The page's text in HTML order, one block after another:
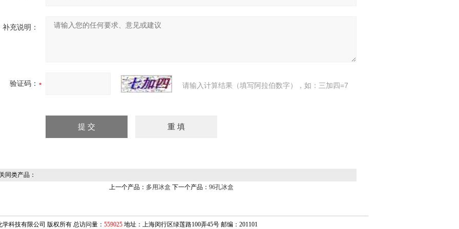
补充说明：
验证码： 请输入计算结果（填写阿拉伯数字），如：三加四=7
同类产品：
上一个产品： 多用冰盒 下一个产品： 96孔冰盒
学科技有限公司 版权所有 总访问量： 559025 地址：上海闵行区绿莲路100弄45号 邮编：201101